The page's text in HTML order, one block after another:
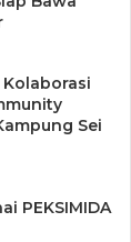
Kolaborasi
Sei
PEKSIMIDA